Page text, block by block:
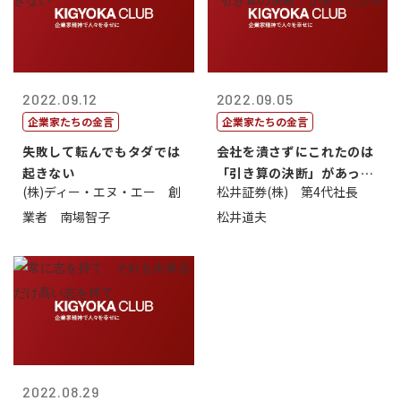
2022.09.12
企業家たちの金言
失敗して転んでもタダでは
起きない
(株)ディー・エヌ・エー 創
業者 南場智子
2022.09.05
企業家たちの金言
会社を潰さずにこれたのは
「引き算の決断」があった
から
松井証券(株) 第4代社長
松井道夫
2022.08.29